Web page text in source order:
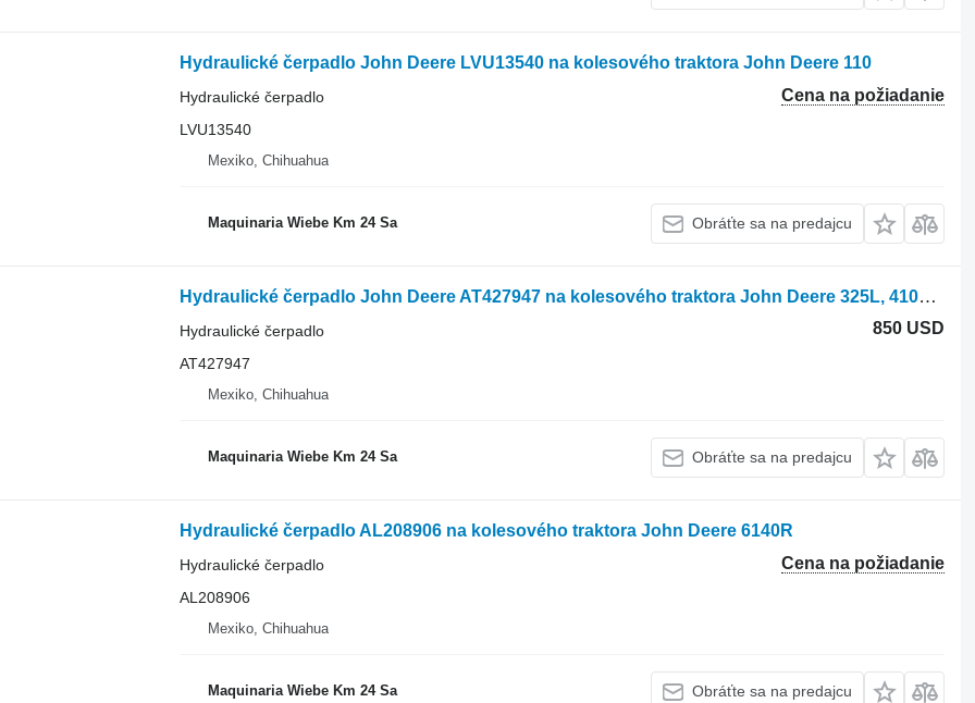
Hydraulické čerpadlo John Deere LVU13540 na kolesového traktora John Deere 110
Cena na požiadanie
Hydraulické čerpadlo
LVU13540
Mexiko, Chihuahua
Maquinaria Wiebe Km 24 Sa Obráťte sa na predajcu
Hydraulické čerpadlo John Deere AT427947 na kolesového traktora John Deere 325L, 410L, 710L
850 USD
Hydraulické čerpadlo
AT427947
Mexiko, Chihuahua
Maquinaria Wiebe Km 24 Sa Obráťte sa na predajcu
Hydraulické čerpadlo AL208906 na kolesového traktora John Deere 6140R
Cena na požiadanie
Hydraulické čerpadlo
AL208906
Mexiko, Chihuahua
Maquinaria Wiebe Km 24 Sa Obráťte sa na predajcu